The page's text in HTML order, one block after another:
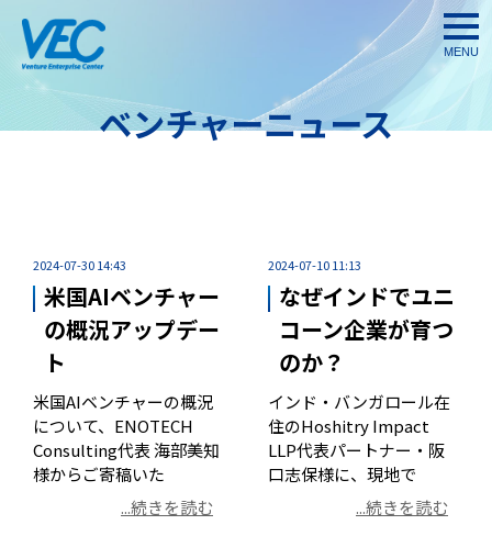
ベンチャーニュース
2024-07-30 14:43
米国AIベンチャー
の概況アップデー
ト
米国AIベンチャーの概況
について、ENOTECH
Consulting代表 海部美知
様からご寄稿いた
...続きを読む
2024-07-10 11:13
なぜインドでユニ
コーン企業が育つ
のか？
インド・バンガロール在
住のHoshitry Impact
LLP代表パートナー・阪
口志保様に、現地で
...続きを読む